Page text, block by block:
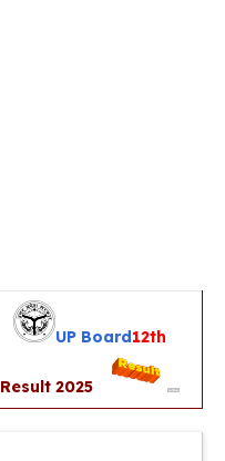
UP Board12th
Result 2025